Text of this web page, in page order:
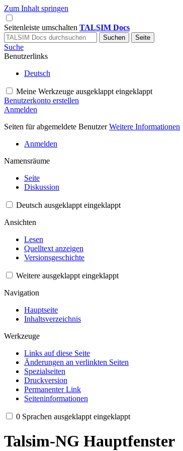
Zum Inhalt springen
Seitenleiste umschalten TALSIM Docs
Suche
Benutzerlinks
Deutsch
Meine Werkzeuge ausgeklappt eingeklappt
Benutzerkonto erstellen
Anmelden
Seiten für abgemeldete BenutzerWeitere Informationen
Anmelden
Namensräume
Seite
Diskussion
Deutsch ausgeklappt eingeklappt
Ansichten
Lesen
Quelltext anzeigen
Versionsgeschichte
Weitere ausgeklappt eingeklappt
Navigation
Hauptseite
Inhaltsverzeichnis
Werkzeuge
Links auf diese Seite
Änderungen an verlinkten Seiten
Spezialseiten
Druckversion
Permanenter Link
Seiten­informationen
0 Sprachen ausgeklappt eingeklappt
Talsim-NG Hauptfenster